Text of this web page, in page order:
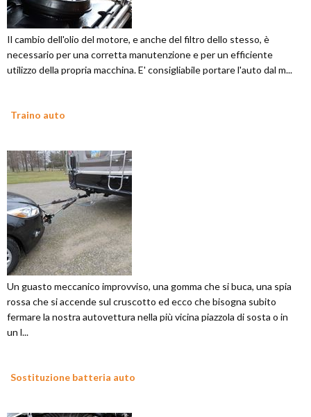
Il cambio dell'olio del motore, e anche del filtro dello stesso, è
necessario per una corretta manutenzione e per un efficiente
utilizzo della propria macchina. E' consigliabile portare l'auto dal m...
Traino auto
Un guasto meccanico improvviso, una gomma che si buca, una spia
rossa che si accende sul cruscotto ed ecco che bisogna subito
fermare la nostra autovettura nella più vicina piazzola di sosta o in
un l...
Sostituzione batteria auto